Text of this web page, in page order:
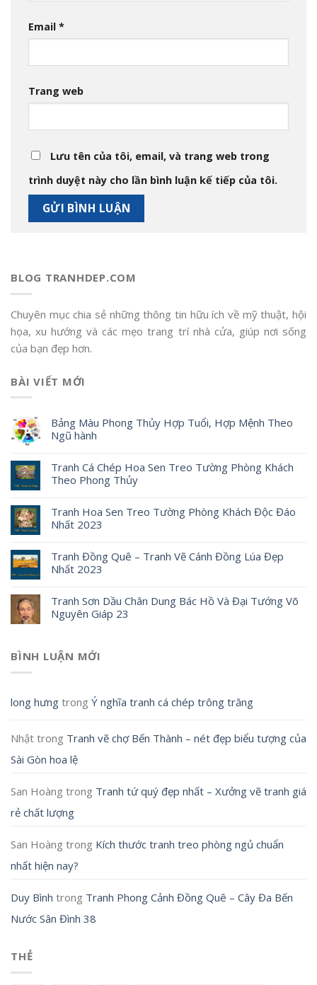
Email *
Trang web
Lưu tên của tôi, email, và trang web trong
trình duyệt này cho lần bình luận kế tiếp của tôi.
BLOG TRANHDEP.COM
Chuyên mục chia sẻ những thông tin hữu ích về mỹ thuật, hội
họa, xu hướng và các mẹo trang trí nhà cửa, giúp nơi sống
của bạn đẹp hơn.
BÀI VIẾT MỚI
Bảng Màu Phong Thủy Hợp Tuổi, Hợp Mệnh Theo
Ngũ hành
Tranh Cá Chép Hoa Sen Treo Tường Phòng Khách
Theo Phong Thủy
Tranh Hoa Sen Treo Tường Phòng Khách Độc Đáo
Nhất 2023
Tranh Đồng Quê – Tranh Vẽ Cánh Đồng Lúa Đẹp
Nhất 2023
Tranh Sơn Dầu Chân Dung Bác Hồ Và Đại Tướng Võ
Nguyên Giáp 23
BÌNH LUẬN MỚI
long hưng trong Ý nghĩa tranh cá chép trông trăng
Nhật trong Tranh vẽ chợ Bến Thành – nét đẹp biểu tượng của
Sài Gòn hoa lệ
San Hoàng trong Tranh tứ quý đẹp nhất – Xưởng vẽ tranh giá
rẻ chất lượng
San Hoàng trong Kích thước tranh treo phòng ngủ chuẩn
nhất hiện nay?
Duy Bình trong Tranh Phong Cảnh Đồng Quê – Cây Đa Bến
Nước Sân Đình 38
THẺ